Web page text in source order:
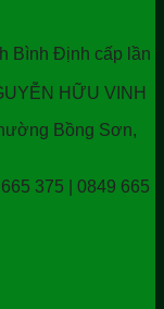
Bình Định cấp lần
HỮU VINH
Bồng Sơn,
375 | 0849 665